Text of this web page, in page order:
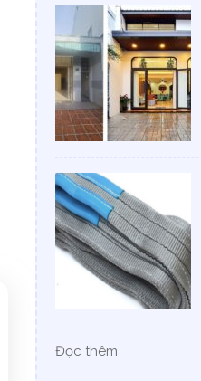
Đọc thêm: